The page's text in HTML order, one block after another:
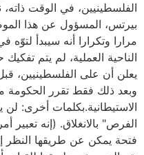
الفلسطينيين، في الوقت
بيرتس، المسؤول عن هذا
مرارا وتكرارا أنه سيبدأ لتوّه
الناحية العملية، لم يتم
يعلن أن على الفلسطينيين،
وبعد ذلك فقط تقرر الحكومة
الاستيطانية.بكلمات أخرى: لن
الفرص" بالانغلاق. (إنه تعبير
فتحة يمكن عن طريقها النظر